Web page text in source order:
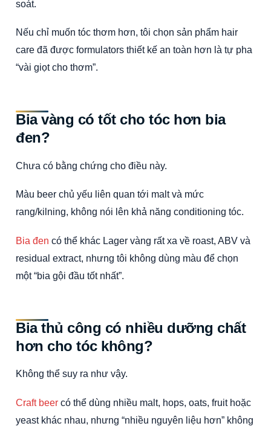
soát.
Nếu chỉ muốn tóc thơm hơn, tôi chọn sản phẩm hair
care đã được formulators thiết kế an toàn hơn là tự pha
“vài giọt cho thơm”.
Bia vàng có tốt cho tóc hơn bia
đen?
Chưa có bằng chứng cho điều này.
Màu beer chủ yếu liên quan tới malt và mức
rang/kilning, không nói lên khả năng conditioning tóc.
Bia đen có thể khác Lager vàng rất xa về roast, ABV và
residual extract, nhưng tôi không dùng màu để chọn
một “bia gội đầu tốt nhất”.
Bia thủ công có nhiều dưỡng chất
hơn cho tóc không?
Không thể suy ra như vậy.
Craft beer có thể dùng nhiều malt, hops, oats, fruit hoặc
yeast khác nhau, nhưng “nhiều nguyên liệu hơn” không